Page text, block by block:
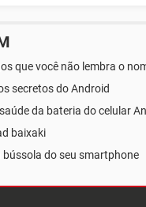
que você não lembra o
secretos do Android
da bateria do celular
baixaki
bússola do seu smartphone